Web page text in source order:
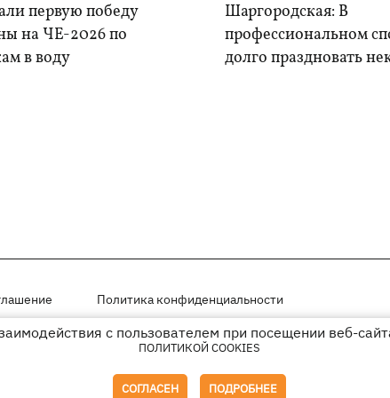
первую победу
на ЧЕ-2026 по
в воду
Шаргородская: В
профессиональном
долго праздновать
Политика конфиденциальности
на правах рекламыс пользователем при посещении веб-
ПОЛИТИКОЙ COOKIES
СОГЛАСЕН ПОДРОБНЕЕ